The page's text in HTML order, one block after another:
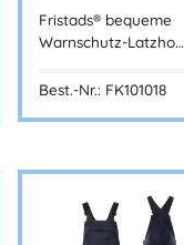
Fristads® bequeme
Warnschutz-Latzho…
Best.-Nr.: FK101018